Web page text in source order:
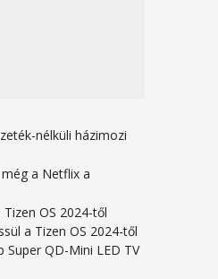
nélküli házimozi
a Netflix a
OS 2024-től
a Tizen OS 2024-től
Super QD-Mini LED TV